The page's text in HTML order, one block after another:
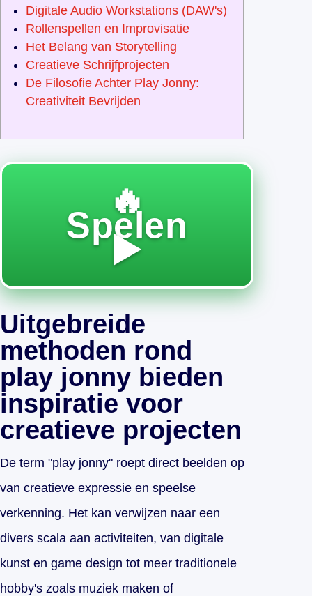
Digitale Audio Workstations (DAW's)
Rollenspellen en Improvisatie
Het Belang van Storytelling
Creatieve Schrijfprojecten
De Filosofie Achter Play Jonny:
Creativiteit Bevrijden
🔥
Spelen
▶️
Uitgebreide
methoden rond
play jonny bieden
inspiratie voor
creatieve projecten
De term "play jonny" roept direct beelden op
van creatieve expressie en speelse
verkenning. Het kan verwijzen naar een
divers scala aan activiteiten, van digitale
kunst en game design tot meer traditionele
hobby's zoals muziek maken of